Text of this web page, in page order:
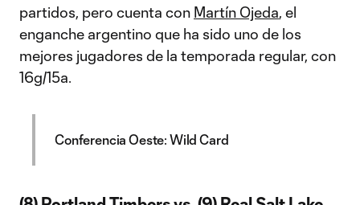
partidos, pero cuenta con Martín Ojeda, el
enganche argentino que ha sido uno de los
mejores jugadores de la temporada regular, con
16g/15a.
Conferencia Oeste: Wild Card